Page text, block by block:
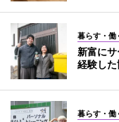
暮らす・働
新富に
経験し
暮らす・働